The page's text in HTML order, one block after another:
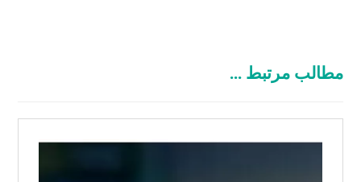
مطالب مرتبط ...